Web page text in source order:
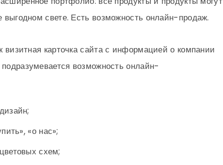
свете. Есть возможность онлайн-продаж.
визитная карточка сайта с информацией о компании
возможность онлайн-
«о нас»;
схем;